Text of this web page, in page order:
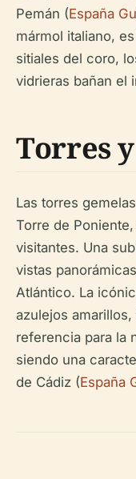
Pemán (España
mármol italiano,
sitiales del coro,
vidrieras bañan el
Torres
Las torres
Torre de
visitantes. Una
vistas
Atlántico. La
azulejos
referencia para la
siendo una
de Cádiz (España